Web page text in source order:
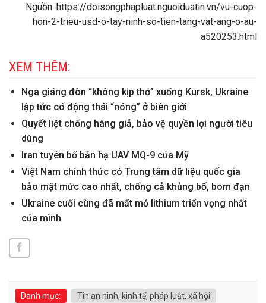
Nguồn: https://doisongphapluat.nguoiduatin.vn/vu-cuop-
hon-2-trieu-usd-o-tay-ninh-so-tien-tang-vat-ang-o-au-
a520253.html
XEM THÊM:
Nga giáng đòn “không kịp thở” xuống Kursk, Ukraine
lập tức có động thái “nóng” ở biên giới
Quyết liệt chống hàng giả, bảo vệ quyền lợi người tiêu
dùng
Iran tuyên bố bắn hạ UAV MQ-9 của Mỹ
Việt Nam chính thức có Trung tâm dữ liệu quốc gia
bảo mật mức cao nhất, chống cả khủng bố, bom đạn
Ukraine cuối cùng đã mất mỏ lithium triển vọng nhất
của mình
Danh mục:
Tin an ninh, kinh tế, pháp luật, xã hội